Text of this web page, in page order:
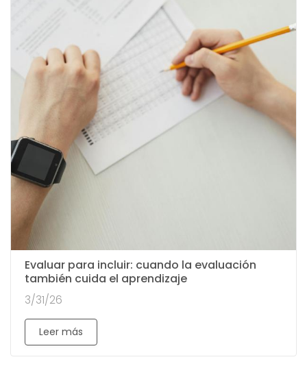
Evaluar para incluir: cuando la evaluación
también cuida el aprendizaje
3/31/26
Leer más